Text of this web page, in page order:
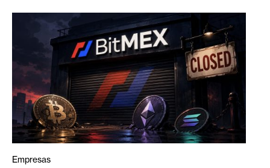
Empresas